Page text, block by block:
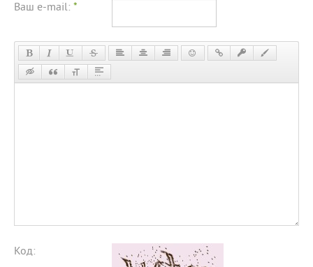
Ваш e-mail: *
Код: